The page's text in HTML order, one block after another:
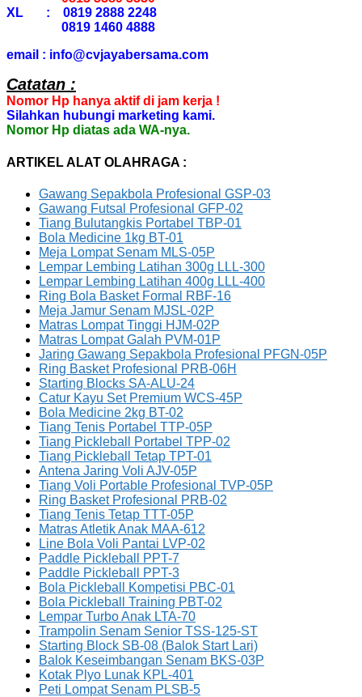
XL : 0819 2888 2248
0819 1460 4888
email : info@cvjayabersama.com
Catatan :
Nomor Hp hanya aktif di jam kerja !
Silahkan hubungi marketing kami.
Nomor Hp diatas ada WA-nya.
ARTIKEL ALAT OLAHRAGA :
Gawang Sepakbola Profesional GSP-03
Gawang Futsal Profesional GFP-02
Tiang Bulutangkis Portabel TBP-01
Bola Medicine 1kg BT-01
Meja Lompat Senam MLS-05P
Lempar Lembing Latihan 300g LLL-300
Lempar Lembing Latihan 400g LLL-400
Ring Bola Basket Formal RBF-16
Meja Jamur Senam MJSL-02P
Matras Lompat Tinggi HJM-02P
Matras Lompat Galah PVM-01P
Jaring Gawang Sepakbola Profesional PFGN-05P
Ring Basket Profesional PRB-06H
Starting Blocks SA-ALU-24
Catur Kayu Set Premium WCS-45P
Bola Medicine 2kg BT-02
Tiang Tenis Portabel TTP-05P
Tiang Pickleball Portabel TPP-02
Tiang Pickleball Tetap TPT-01
Antena Jaring Voli AJV-05P
Tiang Voli Portable Profesional TVP-05P
Ring Basket Profesional PRB-02
Tiang Tenis Tetap TTT-05P
Matras Atletik Anak MAA-612
Line Bola Voli Pantai LVP-02
Paddle Pickleball PPT-7
Paddle Pickleball PPT-3
Bola Pickleball Kompetisi PBC-01
Bola Pickleball Training PBT-02
Lempar Turbo Anak LTA-70
Trampolin Senam Senior TSS-125-ST
Starting Block SB-08 (Balok Start Lari)
Balok Keseimbangan Senam BKS-03P
Kotak Plyo Lunak KPL-401
Peti Lompat Senam PLSB-5